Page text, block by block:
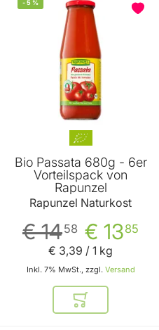
-5 %
Bio Passata 680g - 6er
Vorteilspack von
Rapunzel
Rapunzel Naturkost
€ 1385
€ 1458
Inkl. 7% MwSt., zzgl. Versand
€ 3,39 / 1 kg
In den